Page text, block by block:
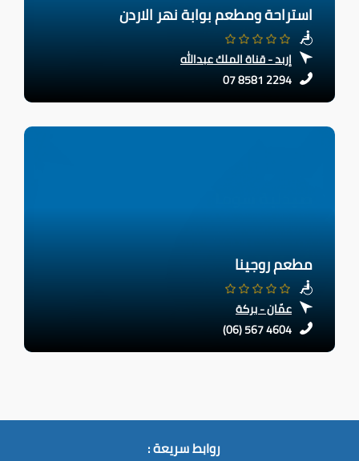
استراحة ومطعم بوابة نهر الاردن
إربد - قناة الملك عبدالله
07 8581 2294
مطعم روجينا
عمّان - بركة
(06) 567 4604
روابط سريعة :